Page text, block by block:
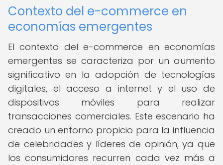
Contexto del e-commerce en
economías emergentes
El contexto del e-commerce en economías
emergentes se caracteriza por un aumento
significativo en la adopción de tecnologías
digitales, el acceso a internet y el uso de
dispositivos móviles para realizar
transacciones comerciales. Este escenario ha
creado un entorno propicio para la influencia
de celebridades y líderes de opinión, ya que
los consumidores recurren cada vez más a